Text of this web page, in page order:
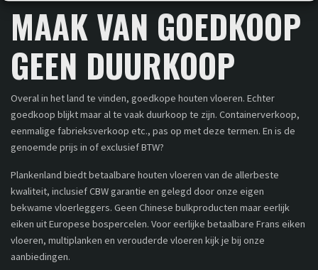
MAAK VAN GOEDKOOP
GEEN DUURKOOP
Overal in het land te vinden, goedkope houten vloeren. Echter
goedkoop blijkt maar al te vaak duurkoop te zijn. Containerverkoop,
eenmalige fabrieksverkoop etc., pas op met deze termen. En is de
genoemde prijs in of exclusief BTW?
Plankenland biedt betaalbare houten vloeren van de allerbeste
kwaliteit, inclusief CBW garantie en gelegd door onze eigen
bekwame vloerleggers. Geen Chinese bulkproducten maar eerlijk
eiken uit Europese bospercelen. Voor eerlijke betaalbare Frans eiken
vloeren, multiplanken en verouderde vloeren kijk je bij onze
aanbiedingen.